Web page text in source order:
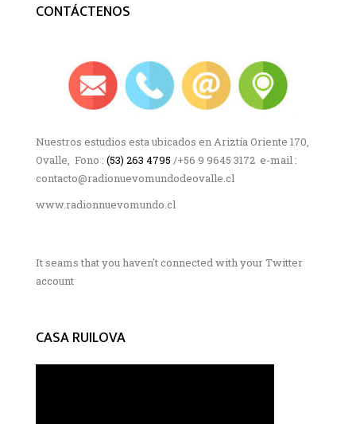
CONTÁCTENOS
Nuestros estudios esta ubicados en Ariztía Oriente 170,
Ovalle, Fono : (53) 263 4795 /+56 9 9645 3172 e-mail :
contacto@radionuevomundodeovalle.cl
www.radionnuevomundo.cl
It seams that you haven't connected with your Twitter
account
CASA RUILOVA